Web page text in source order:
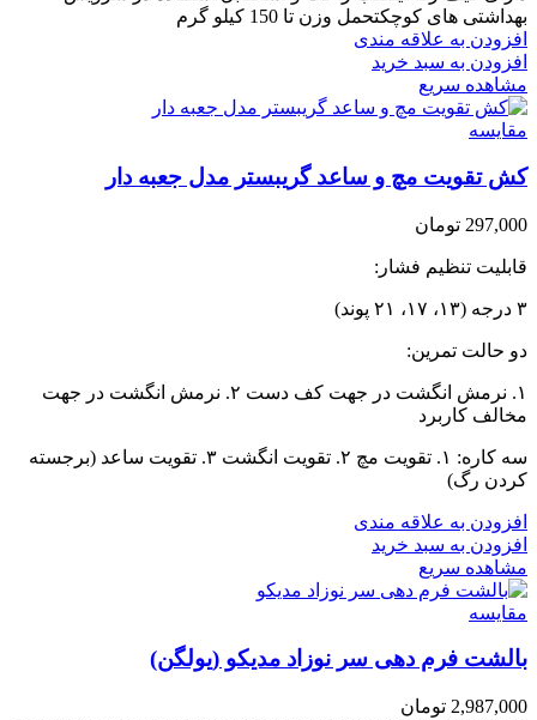
بهداشتی های کوچکتحمل وزن تا 150 کیلو گرم
افزودن به علاقه مندی
افزودن به سبد خرید
مشاهده سریع
مقایسه
کش تقویت مچ و ساعد گریبستر مدل جعبه دار
297,000 تومان
قابلیت تنظیم فشار:
۳ درجه (۱۳، ۱۷، ۲۱ پوند)
دو حالت تمرین:
۱. نرمش انگشت در جهت کف دست ۲. نرمش انگشت در جهت
مخالف کاربرد
سه کاره: ۱. تقویت مچ ۲. تقویت انگشت ۳. تقویت ساعد (برجسته
کردن رگ)
افزودن به علاقه مندی
افزودن به سبد خرید
مشاهده سریع
مقایسه
بالشت فرم دهی سر نوزاد مدیکو (یولگن)
2,987,000 تومان